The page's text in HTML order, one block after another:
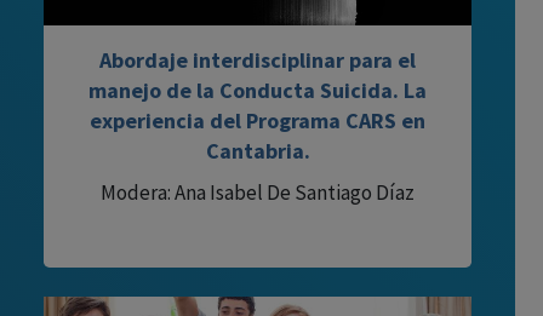
Abordaje interdisciplinar para el
manejo de la Conducta Suicida. La
experiencia del Programa CARS en
Cantabria.
Modera: Ana Isabel De Santiago Díaz